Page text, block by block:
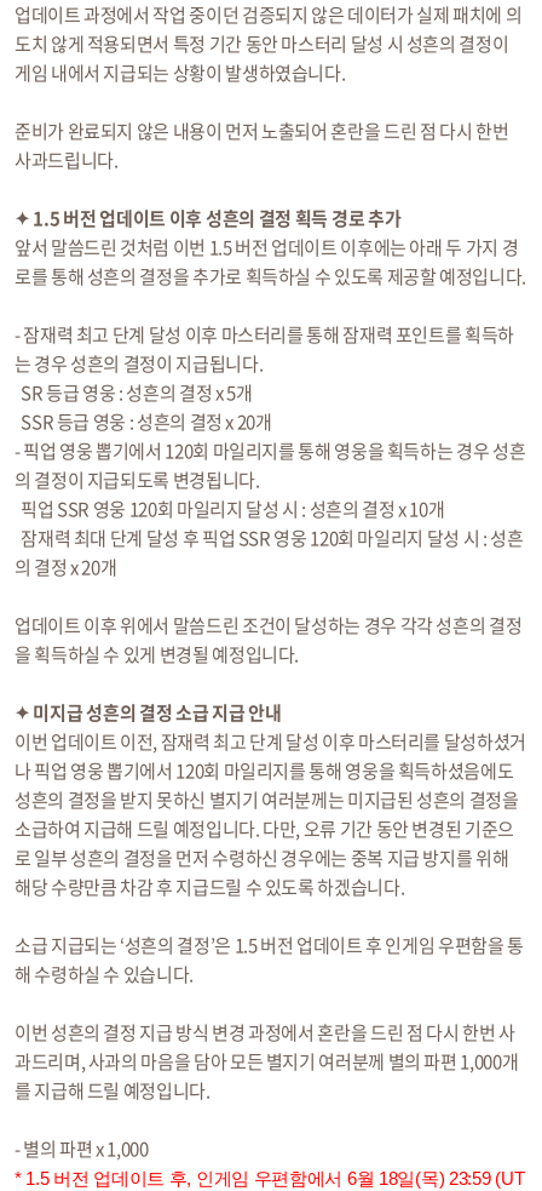
업데이트 과정에서 작업 중이던 검증되지 않은 데이터가 실제 패치에 의
도치 않게 적용되면서 특정 기간 동안 마스터리 달성 시 성흔의 결정이
게임 내에서 지급되는 상황이 발생하였습니다.
준비가 완료되지 않은 내용이 먼저 노출되어 혼란을 드린 점 다시 한번
사과드립니다.
✦ 1.5 버전 업데이트 이후 성흔의 결정 획득 경로 추가
앞서 말씀드린 것처럼 이번 1.5 버전 업데이트 이후에는 아래 두 가지 경
로를 통해 성흔의 결정을 추가로 획득하실 수 있도록 제공할 예정입니다.
- 잠재력 최고 단계 달성 이후 마스터리를 통해 잠재력 포인트를 획득하
는 경우 성흔의 결정이 지급됩니다.
SR 등급 영웅 : 성흔의 결정 x 5개
SSR 등급 영웅 : 성흔의 결정 x 20개
- 픽업 영웅 뽑기에서 120회 마일리지를 통해 영웅을 획득하는 경우 성흔
의 결정이 지급되도록 변경됩니다.
픽업 SSR 영웅 120회 마일리지 달성 시 : 성흔의 결정 x 10개
잠재력 최대 단계 달성 후 픽업 SSR 영웅 120회 마일리지 달성 시 : 성흔
의 결정 x 20개
업데이트 이후 위에서 말씀드린 조건이 달성하는 경우 각각 성흔의 결정
을 획득하실 수 있게 변경될 예정입니다.
✦ 미지급 성흔의 결정 소급 지급 안내
이번 업데이트 이전, 잠재력 최고 단계 달성 이후 마스터리를 달성하셨거
나 픽업 영웅 뽑기에서 120회 마일리지를 통해 영웅을 획득하셨음에도
성흔의 결정을 받지 못하신 별지기 여러분께는 미지급된 성흔의 결정을
소급하여 지급해 드릴 예정입니다. 다만, 오류 기간 동안 변경된 기준으
로 일부 성흔의 결정을 먼저 수령하신 경우에는 중복 지급 방지를 위해
해당 수량만큼 차감 후 지급드릴 수 있도록 하겠습니다.
소급 지급되는 ‘성흔의 결정’은 1.5 버전 업데이트 후 인게임 우편함을 통
해 수령하실 수 있습니다.
이번 성흔의 결정 지급 방식 변경 과정에서 혼란을 드린 점 다시 한번 사
과드리며, 사과의 마음을 담아 모든 별지기 여러분께 별의 파편 1,000개
를 지급해 드릴 예정입니다.
- 별의 파편 x 1,000
* 1.5 버전 업데이트 후, 인게임 우편함에서 6월 18일(목) 23:59 (UT